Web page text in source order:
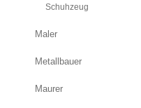
Schuhzeug
Maler
Metallbauer
Maurer